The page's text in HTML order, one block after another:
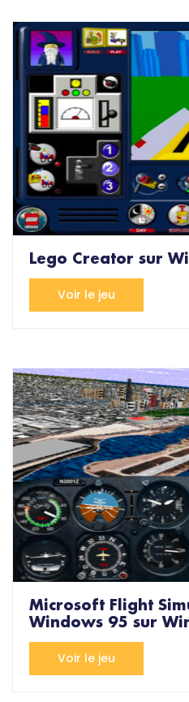
Lego Creator sur
Voir le jeu
Microsoft Flight
Windows 95 sur
Voir le jeu